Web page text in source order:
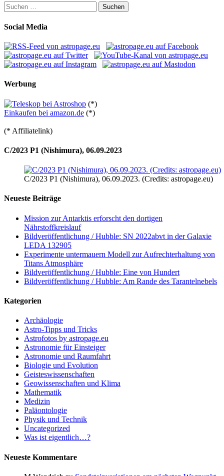
Suchen
nach:
Social Media
Werbung
(*)
Einkaufen bei amazon.de (*)
(* Affiliatelink)
C/2023 P1 (Nishimura), 06.09.2023
C/2023 P1 (Nishimura), 06.09.2023. (Credits: astropage.eu)
Neueste Beiträge
Mission zur Antarktis erforscht den dortigen
Nährstoffkreislauf
Bildveröffentlichung / Hubble: SN 2022abvt in der Galaxie
LEDA 132905
Experimente untermauern Modell zur Aufrechterhaltung von
Titans Atmosphäre
Bildveröffentlichung / Hubble: Eine von Hundert
Bildveröffentlichung / Hubble: Am Rande des Tarantelnebels
Kategorien
Archäologie
Astro-Tipps und Tricks
Astrofotos by astropage.eu
Astronomie für Einsteiger
Astronomie und Raumfahrt
Biologie und Evolution
Geisteswissenschaften
Geowissenschaften und Klima
Mathematik
Medizin
Paläontologie
Physik und Technik
Uncategorized
Was ist eigentlich…?
Neueste Kommentare